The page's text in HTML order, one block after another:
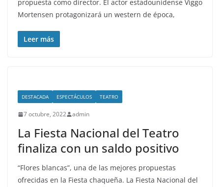
propuesta como director. El actor estadounidense Viggo
Mortensen protagonizará un western de época,
Leer más
DESTACADA ESPECTÁCULOS TEATRO
7 octubre, 2022 admin
La Fiesta Nacional del Teatro
finaliza con un saldo positivo
“Flores blancas”, una de las mejores propuestas
ofrecidas en la Fiesta chaqueña. La Fiesta Nacional del